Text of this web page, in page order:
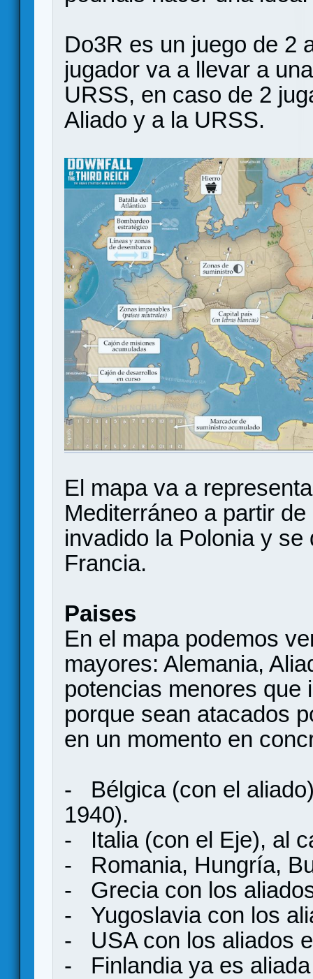
Do3R es un juego de 2
jugador va a llevar a
URSS, en caso de 2
Aliado y a la URSS.
El mapa va a
Mediterráneo a partir
invadido la Polonia y
Francia.
Paises
En el mapa podemos
mayores: Alemania,
potencias menores que
porque sean atacados
en un momento en
- Bélgica (con el
1940).
- Italia (con el Eje), al
- Romania, Hungría,
- Grecia con los
- Yugoslavia con los
- USA con los aliados
- Finlandia ya es